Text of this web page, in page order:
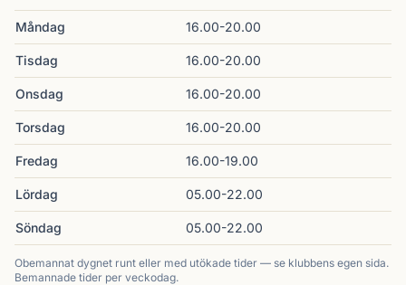
Måndag 16.00-20.00
Tisdag 16.00-20.00
Onsdag 16.00-20.00
Torsdag 16.00-20.00
Fredag 16.00-19.00
Lördag 05.00-22.00
Söndag 05.00-22.00
Obemannat dygnet runt eller med utökade tider — se klubbens egen sida.
Bemannade tider per veckodag.